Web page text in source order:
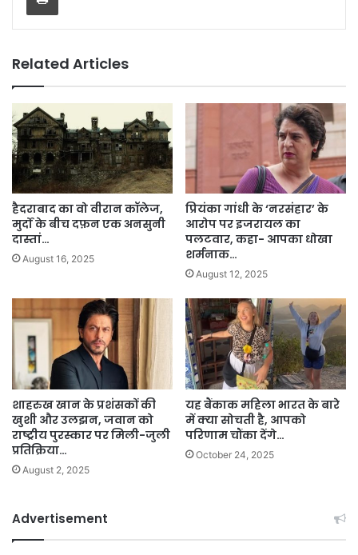
Related Articles
हैदराबाद का वो वीरान कॉलेज,
मुर्दों के बीच दफ़न एक अनसुनी
दास्तां…
August 16, 2025
प्रियंका गांधी के ‘नरसंहार’ के
आरोप पर इजरायल का
पलटवार, कहा- आपका धोखा
शर्मनाक…
August 12, 2025
शाहरुख खान के प्रशंसकों की
खुशी और उलझन, जवान को
राष्ट्रीय पुरस्कार पर मिली-जुली
प्रतिक्रिया…
August 2, 2025
यह बैंकाक महिला भारत के बारे
में क्या सोचती है, आपको
परिणाम चौंका देंगे…
October 24, 2025
Advertisement